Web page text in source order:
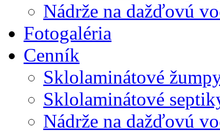
Nádrže na dažďovú
Fotogaléria
Cenník
Sklolaminátové
Sklolaminátové
Nádrže na dažďovú